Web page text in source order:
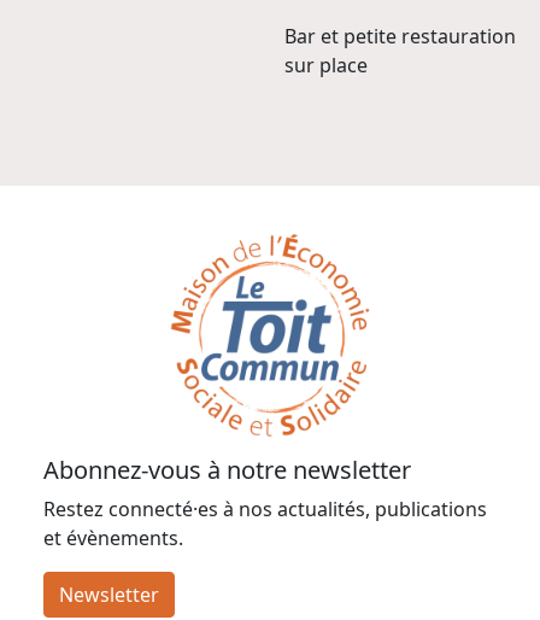
Bar et petite restauration
sur place
Abonnez-vous à notre newsletter
Restez connecté·es à nos actualités, publications
et évènements.
Newsletter